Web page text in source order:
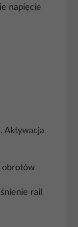
napięcie
Aktywacja
obrotów
rail